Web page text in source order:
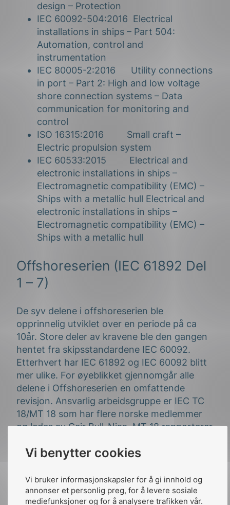
Vi benytter cookies
Vi bruker informasjonskapsler for å gi innhold og
annonser et personlig preg, for å levere sosiale
mediefunksjoner og for å analysere trafikken vår.
design – Protection
IEC 60092-504:2016 Electrical
installations in ships – Part 504:
Automation, control and
instrumentation
IEC 80005-2:2016 Utility connections
in port – Part 2: High and low voltage
shore connection systems – Data
communication for monitoring and
control
ISO 16315:2016 Small craft –
Electric propulsion system
IEC 60533:2015 Electrical and
electronic installations in ships –
Electromagnetic compatibility (EMC) –
Ships with a metallic hull Electrical and
electronic installations in ships –
Electromagnetic compatibility (EMC) –
Ships with a metallic hull
Offshoreserien (IEC 61892 Del
1 – 7)
De syv delene i offshoreserien ble
opprinnelig utviklet over en periode på ca
10år. Store deler av kravene ble den gangen
hentet fra skipsstandardene IEC 60092.
Etterhvert har IEC 61892 og IEC 60092 blitt
mer ulike. For øyeblikket gjennomgår alle
delene i Offshoreserien en omfattende
revisjon. Ansvarlig arbeidsgruppe er IEC TC
18/MT 18 som har flere norske medlemmer
og ledes av Geir Bull-Njaa. MT 18 rapporterer
Det finnes per dags dato få eller ingen